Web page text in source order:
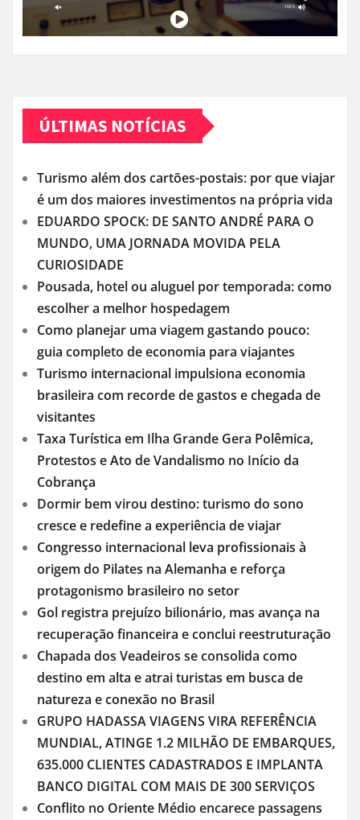
ÚLTIMAS NOTÍCIAS
Turismo além dos cartões-postais: por que viajar
é um dos maiores investimentos na própria vida
EDUARDO SPOCK: DE SANTO ANDRÉ PARA O
MUNDO, UMA JORNADA MOVIDA PELA
CURIOSIDADE
Pousada, hotel ou aluguel por temporada: como
escolher a melhor hospedagem
Como planejar uma viagem gastando pouco:
guia completo de economia para viajantes
Turismo internacional impulsiona economia
brasileira com recorde de gastos e chegada de
visitantes
Taxa Turística em Ilha Grande Gera Polêmica,
Protestos e Ato de Vandalismo no Início da
Cobrança
Dormir bem virou destino: turismo do sono
cresce e redefine a experiência de viajar
Congresso internacional leva profissionais à
origem do Pilates na Alemanha e reforça
protagonismo brasileiro no setor
Gol registra prejuízo bilionário, mas avança na
recuperação financeira e conclui reestruturação
Chapada dos Veadeiros se consolida como
destino em alta e atrai turistas em busca de
natureza e conexão no Brasil
GRUPO HADASSA VIAGENS VIRA REFERÊNCIA
MUNDIAL, ATINGE 1.2 MILHÃO DE EMBARQUES,
635.000 CLIENTES CADASTRADOS E IMPLANTA
BANCO DIGITAL COM MAIS DE 300 SERVIÇOS
Conflito no Oriente Médio encarece passagens